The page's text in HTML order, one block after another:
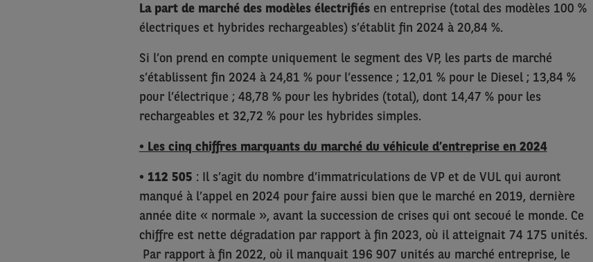
La part de marché des modèles électrifiésen entreprise (total des modèles 100 %
électriques et hybrides rechargeables) s’établit fin 2024 à 20,84 %.
Si l’on prend en compte uniquement le segment des VP, les parts de marché
s’établissent fin 2024 à 24,81 % pour l’essence ; 12,01 % pour le Diesel ; 13,84 %
pour l’électrique ; 48,78 % pour les hybrides (total), dont 14,47 % pour les
rechargeables et 32,72 % pour les hybrides simples.
• Les cinq chiffres marquants du marché du véhicule d’entreprise en 2024
• 112 505 : Il s’agit du nombre d’immatriculations de VP et de VUL qui auront
manqué à l’appel en 2024 pour faire aussi bien que le marché en 2019, dernière
année dite « normale », avant la succession de crises qui ont secoué le monde. Ce
chiffre est nette dégradation par rapport à fin 2023, où il atteignait 74 175 unités.
Par rapport à fin 2022, où il manquait 196 907 unités au marché entreprise, le